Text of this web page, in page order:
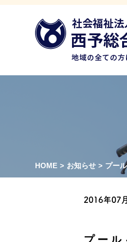
HOME > お知らせ > プー
2016年07